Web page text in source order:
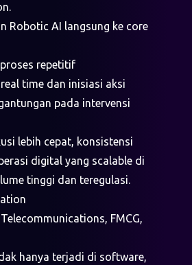
Robotic AI langsung ke core
repetitif
time dan inisiasi aksi
pada intervensi
lebih cepat, konsistensi
digital yang scalable di
tinggi dan teregulasi.
FMCG,
hanya terjadi di software,